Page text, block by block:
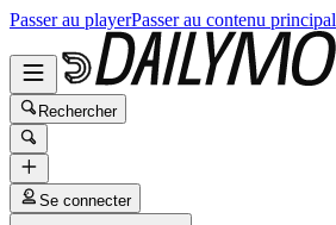
Passer au playerPasser au contenu principal
Rechercher
Se connecter